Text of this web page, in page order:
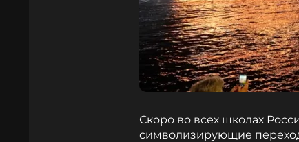
Скоро во всех школах
символизирующие